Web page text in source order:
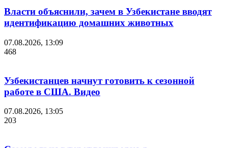
Власти объяснили, зачем в Узбекистане вводят
идентификацию домашних животных
07.08.2026, 13:09
468
Узбекистанцев начнут готовить к сезонной
работе в США. Видео
07.08.2026, 13:05
203